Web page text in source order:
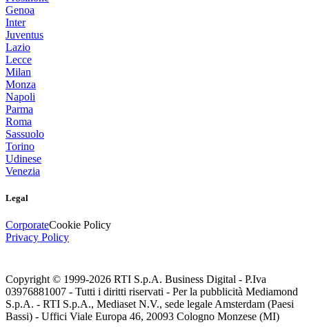
Genoa
Inter
Juventus
Lazio
Lecce
Milan
Monza
Napoli
Parma
Roma
Sassuolo
Torino
Udinese
Venezia
Legal
CorporateCookie Policy
Privacy Policy
Copyright © 1999-2026 RTI S.p.A. Business Digital - P.Iva
03976881007 - Tutti i diritti riservati - Per la pubblicità Mediamond
S.p.A. - RTI S.p.A., Mediaset N.V., sede legale Amsterdam (Paesi
Bassi) - Uffici Viale Europa 46, 20093 Cologno Monzese (MI)